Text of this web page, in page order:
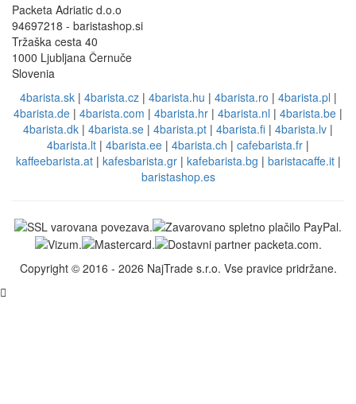
Packeta Adriatic d.o.o
94697218 - baristashop.si
Tržaška cesta 40
1000 Ljubljana Černuče
Slovenia
4barista.sk| 4barista.cz| 4barista.hu | 4barista.ro | 4barista.pl |
4barista.de | 4barista.com | 4barista.hr | 4barista.nl | 4barista.be |
4barista.dk | 4barista.se | 4barista.pt | 4barista.fi | 4barista.lv |
4barista.lt | 4barista.ee | 4barista.ch | cafebarista.fr |
kaffeebarista.at| kafesbarista.gr| kafebarista.bg | baristacaffe.it|
baristashop.es
Copyright © 2016 - 2026 NajTrade s.r.o. Vse pravice pridržane.